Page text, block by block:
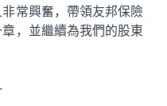
常興奮，帶領友邦保險
，並繼續為我們的股東